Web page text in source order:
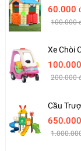
60.000
100.000
Xe Chòi
200.000
Cầu